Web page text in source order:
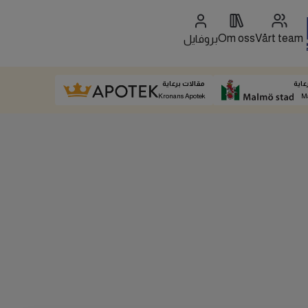
Vårt team
Om ossبروفايل
مقالات برعاية
Kronans Apotek